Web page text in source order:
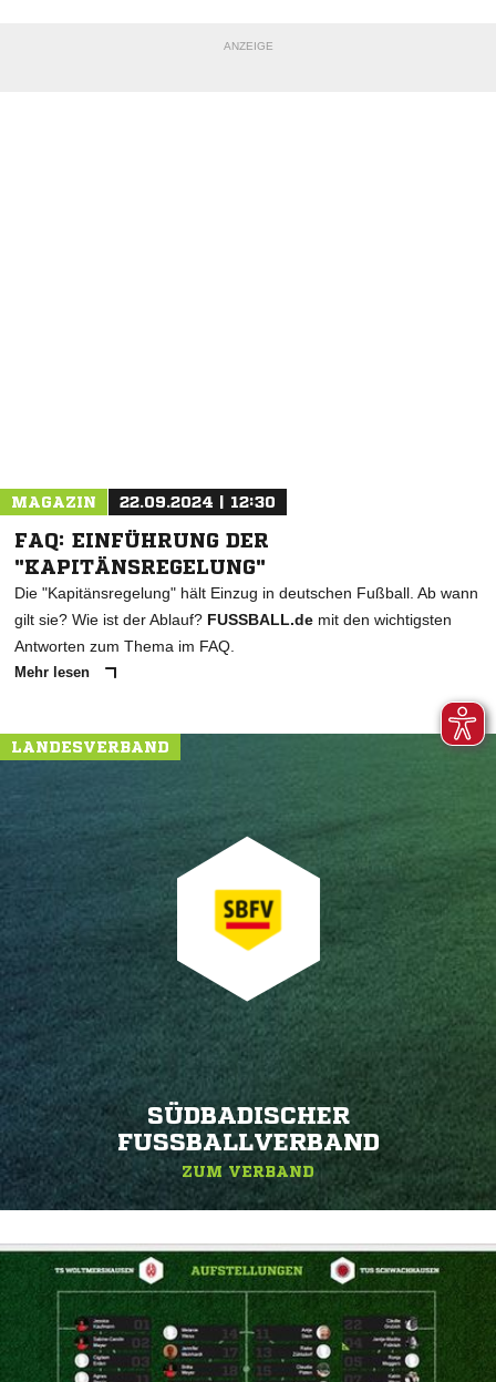
ANZEIGE
MAGAZIN 22.09.2024 | 12:30
FAQ: EINFÜHRUNG DER
"KAPITÄNSREGELUNG"
Die "Kapitänsregelung" hält Einzug in deutschen Fußball. Ab wann
gilt sie? Wie ist der Ablauf? FUSSBALL.de mit den wichtigsten
Antworten zum Thema im FAQ.
Mehr lesen
LANDESVERBAND
SÜDBADISCHER
FUSSBALLVERBAND
ZUM VERBAND